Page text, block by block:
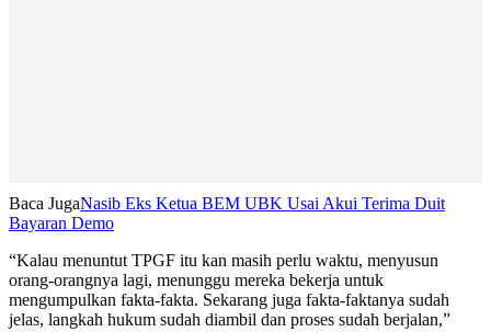
Baca JugaNasib Eks Ketua BEM UBK Usai Akui Terima Duit
Bayaran Demo
“Kalau menuntut TPGF itu kan masih perlu waktu, menyusun
orang-orangnya lagi, menunggu mereka bekerja untuk
mengumpulkan fakta-fakta. Sekarang juga fakta-faktanya sudah
jelas, langkah hukum sudah diambil dan proses sudah berjalan,”